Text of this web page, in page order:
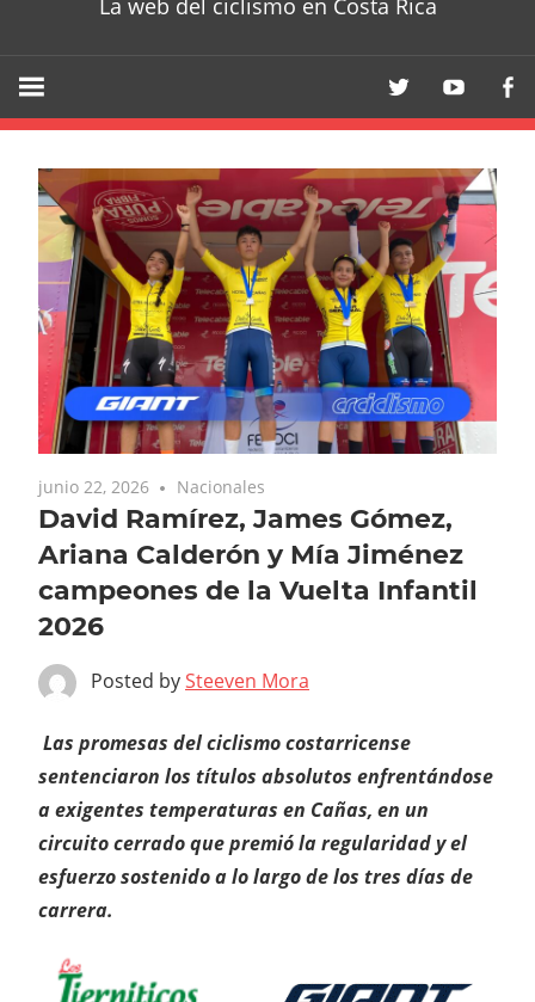
La web del ciclismo en Costa Rica
junio 22, 2026 Nacionales
David Ramírez, James Gómez,
Ariana Calderón y Mía Jiménez
campeones de la Vuelta Infantil
2026
Posted bySteeven Mora
Las promesas del ciclismo costarricense
sentenciaron los títulos absolutos enfrentándose
a exigentes temperaturas en Cañas, en un
circuito cerrado que premió la regularidad y el
esfuerzo sostenido a lo largo de los tres días de
carrera.